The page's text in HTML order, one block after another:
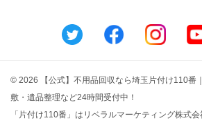
© 2026 【公式】不用品回収なら埼玉片付け110番
敷・遺品整理など24時間受付中！
「片付け110番」はリベラルマーケティング株式